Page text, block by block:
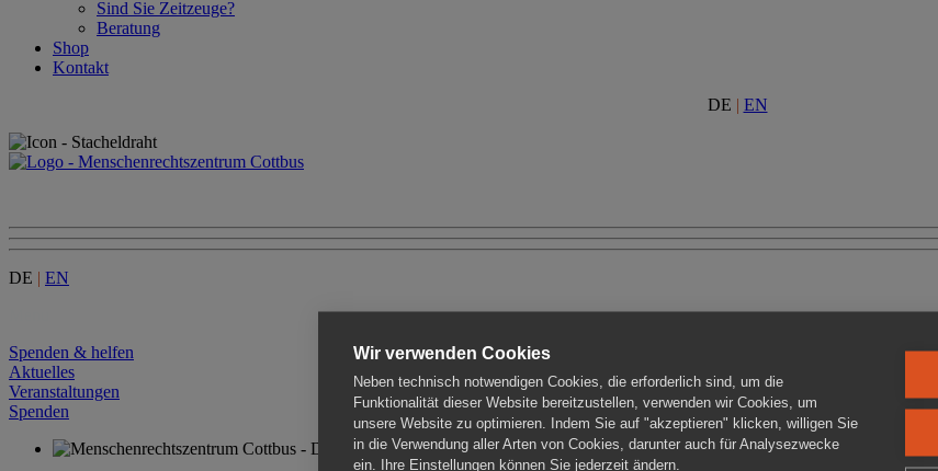
Sind Sie Zeitzeuge?
Beratung
Shop
Kontakt
DE | EN
DE | EN
Spenden & helfen
Aktuelles
Veranstaltungen
Spenden
Wir verwenden Cookies
Neben technisch notwendigen Cookies, die erforderlich sind, um die
Funktionalität dieser Website bereitzustellen, verwenden wir Cookies, um
unsere Website zu optimieren. Indem Sie auf "akzeptieren" klicken, willigen Sie
in die Verwendung aller Arten von Cookies, darunter auch für Analysezwecke
ein. Ihre Einstellungen können Sie jederzeit ändern.